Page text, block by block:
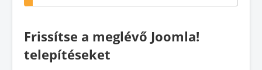
Frissítse a meglévő Joomla!
telepítéseket